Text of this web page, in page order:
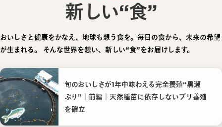
新しい“食”
おいしさと健康をかなえ、地球も想う食を。毎日の食から、未来の希望
が生まれる。
そんな世界を想い、新しい“食”をお届けします。
旬のおいしさが1年中味わえる完全養殖“黒瀬
ぶり”｜前編｜天然種苗に依存しないブリ養殖
を確立